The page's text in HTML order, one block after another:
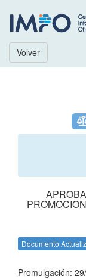
Volver
Documento
Promulgación: